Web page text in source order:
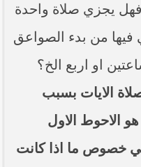
يجزي صلاة واحدة
فيها من بدء الصواعق
او اربع الخ؟
الايات بسبب
هو الاحوط الاول
خصوص ما اذا كانت